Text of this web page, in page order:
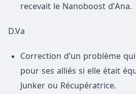
recevait le Nanoboost d’Ana.
D.Va
Correction d’un problème
pour ses alliés si elle était
Junker ou Récupératrice.